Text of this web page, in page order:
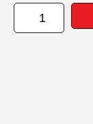
PARAURTI
POSTERIORE